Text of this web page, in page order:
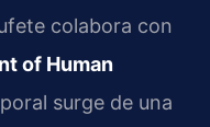
colabora con
of Human
surge de una